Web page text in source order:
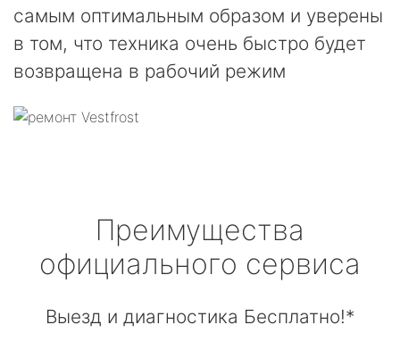
самым оптимальным образом и уверены
в том, что техника очень быстро будет
возвращена в рабочий режим
Преимущества
официального сервиса
Выезд и диагностика Бесплатно!*